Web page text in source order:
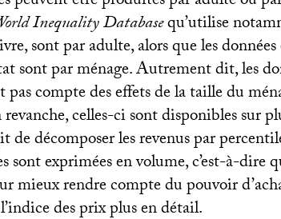
Inequality Databasequ’utilise
sont par adulte, alors que les
sont par ménage. Autrement dit, les
compte des effets de la taille du
celles-ci sont disponibles sur
de décomposer les revenus par
exprimées en volume, c’est-à-dire
mieux rendre compte du pouvoir
des prix plus en détail.